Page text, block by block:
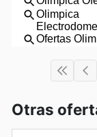
Otras